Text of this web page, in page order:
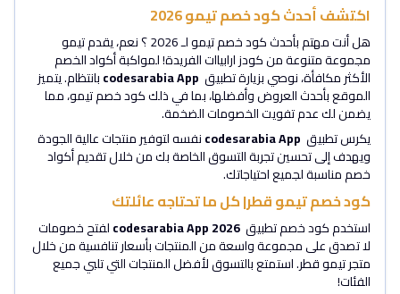
اكتشف أحدث كود خصم تيمو 2026
هل أنت مهتم بأحدث كود خصم تيمو لـ 2026 ؟ نعم، يقدم تيمو
مجموعة متنوعة من كودز ارابياات الفريدة! لمواكبة أكواد الخصم
الأكثر مكافأة، نوصي بزيارة تطبيق codesarabia Appبانتظام. يتميز
الموقع بأحدث العروض وأفضلها، بما في ذلك كود خصم تيمو، مما
يضمن لك عدم تفويت الخصومات الضخمة.
يكرس تطبيق codesarabia Appنفسه لتوفير منتجات عالية الجودة
ويهدف إلى تحسين تجربة التسوق الخاصة بك من خلال تقديم أكواد
خصم مناسبة لجميع احتياجاتك.
كود خصم تيمو قطر| كل ما تحتاجه عائلتك
استخدم كود خصم تطبيق codesarabia App2026 لفتح خصومات
لا تصدق على مجموعة واسعة من المنتجات بأسعار تنافسية من خلال
متجر تيمو قطر. استمتع بالتسوق لأفضل المنتجات التي تلبي جميع
الفئات!